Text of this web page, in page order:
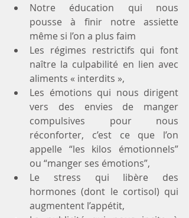
Notre éducation qui nous
pousse à finir notre assiette
même si l’on a plus faim
Les régimes restrictifs qui font
naître la culpabilité en lien avec
aliments « interdits »,
Les émotions qui nous dirigent
vers des envies de manger
compulsives pour nous
réconforter, c’est ce que l’on
appelle “les kilos émotionnels”
ou “manger ses émotions”,
Le stress qui libère des
hormones (dont le cortisol) qui
augmentent l’appétit,